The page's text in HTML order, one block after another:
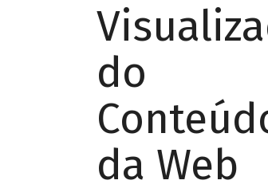
do
da Web